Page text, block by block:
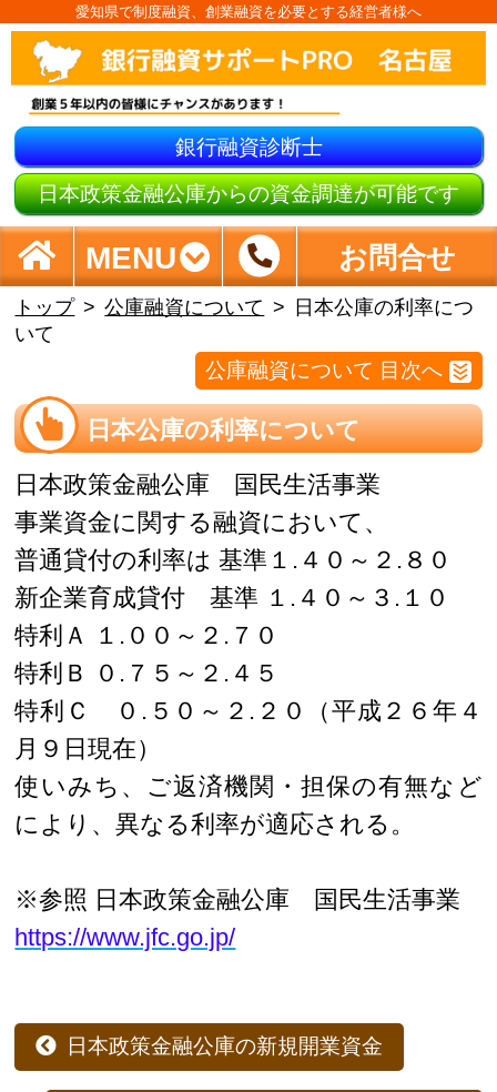
愛知県で制度融資、創業融資を必要とする経営者様へ
銀行融資診断士
日本政策金融公庫からの資金調達が可能です
MENU お問合せ
トップ 公庫融資について
日本公庫の利率につ
いて
公庫融資について 目次へ
日本公庫の利率について
日本政策金融公庫 国民生活事業
事業資金に関する融資において、
普通貸付の利率は 基準１.４０～２.８０
新企業育成貸付 基準 １.４０～３.１０
特利Ａ １.００～２.７０
特利Ｂ ０.７５～２.４５
特利Ｃ ０.５０～２.２０（平成２６年４
月９日現在）
使いみち、ご返済機関・担保の有無など
により、異なる利率が適応される。
※参照 日本政策金融公庫 国民生活事業
https://www.jfc.go.jp/
日本政策金融公庫の新規開業資金